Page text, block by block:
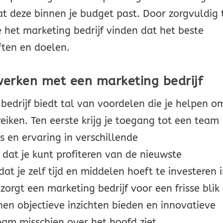
deze binnen je budget past. Door zorgvuldig
het marketing bedrijf vinden dat het beste
en doelen.
met een marketing bedrijf
biedt tal van voordelen die je helpen
Ten eerste krijg je toegang tot een team
en ervaring in verschillende
je kunt profiteren van de nieuwste
je zelf tijd en middelen hoeft te investeren
een marketing bedrijf voor een frisse blik
objectieve inzichten bieden en innovatieve